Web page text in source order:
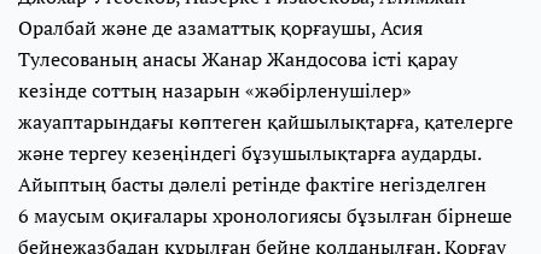
Оралбай және де азаматтық қорғаушы, Асия
Тулесованың анасы Жанар Жандосова істі қарау
кезінде соттың назарын «жәбірленушілер»
жауаптарындағы көптеген қайшылықтарға, қателерге
және тергеу кезеңіндегі бұзушылықтарға аударды.
Айыптың басты дәлелі ретінде фактіге негізделген
6 маусым оқиғалары хронологиясы бұзылған бірнеше
бейнежазбадан құрылған бейне қолданылған. Қорғау